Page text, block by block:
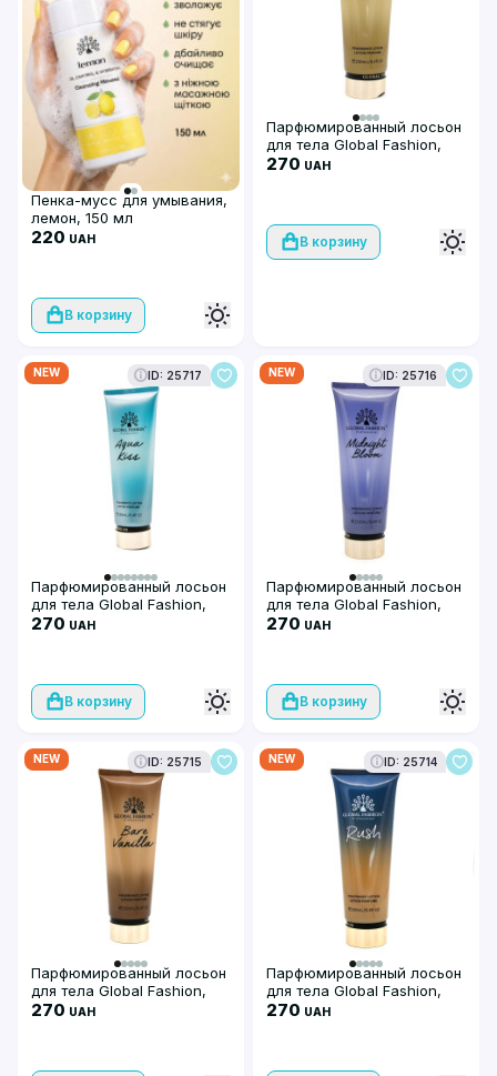
Пенка-мусс для умывания,
лемон, 150 мл
220 UAH
В корзину
Парфюмированный лосьон
для тела Global Fashion,
Coconut Passion, 250 мл
270 UAH
В корзину
NEW ID: 25717
Парфюмированный лосьон
для тела Global Fashion,
Aqua Kiss, 250 мл
270 UAH
В корзину
NEW ID: 25716
Парфюмированный лосьон
для тела Global Fashion,
Midnight Bloom, 250 мл
270 UAH
В корзину
NEW ID: 25715
Парфюмированный лосьон
для тела Global Fashion,
Bare Vanilla 250 ml
270 UAH
NEW ID: 25714
Парфюмированный лосьон
для тела Global Fashion,
Rush, 250 мл
270 UAH